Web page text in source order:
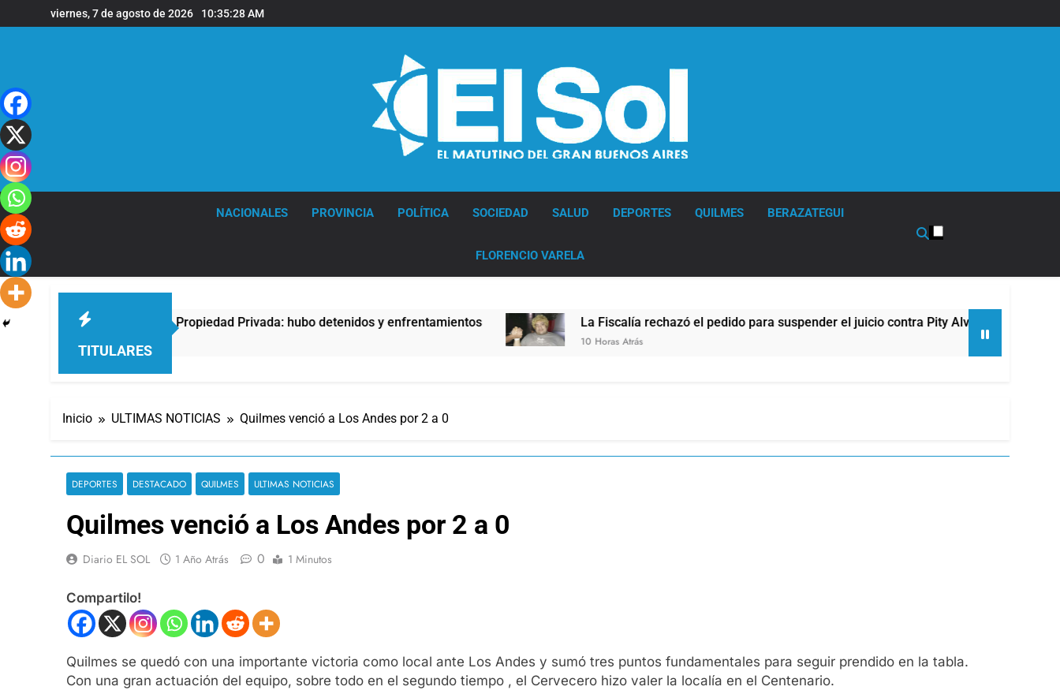
al
viernes, 7 de agosto de 2026 10:35:28 AM
NACIONALES PROVINCIA POLÍTICA SOCIEDAD SALUD DEPORTES QUILMES BERAZATEGUI
FLORENCIO VARELA
TITULARES
contra la Ley de Propiedad Privada: hubo detenidos y enfrentamientos La Fiscalía rechazó el pedido para suspender el juicio contra Pity Alvarez
10 Horas Atrás
Inicio ULTIMAS NOTICIAS Quilmes venció a Los Andes por 2 a 0
DEPORTES DESTACADO QUILMES ULTIMAS NOTICIAS
Quilmes venció a Los Andes por 2 a 0
Diario EL SOL 1 Año Atrás 0 1 Minutos
Compartilo!
Quilmes se quedó con una importante victoria como local ante Los Andes y sumó tres puntos fundamentales para seguir prendido en la tabla.
Con una gran actuación del equipo, sobre todo en el segundo tiempo , el Cervecero hizo valer la localía en el Centenario.